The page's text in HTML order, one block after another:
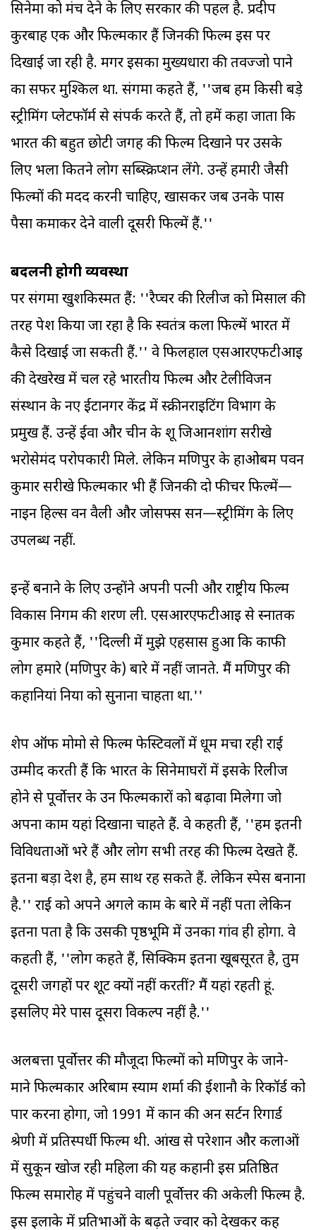
सिनेमा को मंच देने के लिए सरकार की पहल है. प्रदीप
कुरबाह एक और फिल्मकार हैं जिनकी फिल्म इस पर
दिखाई जा रही है. मगर इसका मुख्यधारा की तवज्जो पाने
का सफर मुश्किल था. संगमा कहते हैं, ''जब हम किसी बड़े
स्ट्रीमिंग प्लेटफॉर्म से संपर्क करते हैं, तो हमें कहा जाता कि
भारत की बहुत छोटी जगह की फिल्म दिखाने पर उसके
लिए भला कितने लोग सब्स्क्रिप्शन लेंगे. उन्हें हमारी जैसी
फिल्मों की मदद करनी चाहिए, खासकर जब उनके पास
पैसा कमाकर देने वाली दूसरी फिल्में हैं.''
बदलनी होगी व्यवस्था
पर संगमा खुशकिस्मत हैं: ''रैप्चर की रिलीज को मिसाल की
तरह पेश किया जा रहा है कि स्वतंत्र कला फिल्में भारत में
कैसे दिखाई जा सकती हैं.'' वे फिलहाल एसआरएफटीआइ
की देखरेख में चल रहे भारतीय फिल्म और टेलीविजन
संस्थान के नए ईटानगर केंद्र में स्क्रीनराइटिंग विभाग के
प्रमुख हैं. उन्हें ईवा और चीन के शू जिआनशांग सरीखे
भरोसेमंद परोपकारी मिले. लेकिन मणिपुर के हाओबम पवन
कुमार सरीखे फिल्मकार भी हैं जिनकी दो फीचर फिल्में—
नाइन हिल्स वन वैली और जोसफ्स सन—स्ट्रीमिंग के लिए
उपलब्ध नहीं.
इन्हें बनाने के लिए उन्होंने अपनी पत्नी और राष्ट्रीय फिल्म
विकास निगम की शरण ली. एसआरएफटीआइ से स्नातक
कुमार कहते हैं, ''दिल्ली में मुझे एहसास हुआ कि काफी
लोग हमारे (मणिपुर के) बारे में नहीं जानते. मैं मणिपुर की
कहानियां दुनिया को सुनाना चाहता था.''
शेप ऑफ मोमो से फिल्म फेस्टिवलों में धूम मचा रही राई
उम्मीद करती हैं कि भारत के सिनेमाघरों में इसके रिलीज
होने से पूर्वोत्तर के उन फिल्मकारों को बढ़ावा मिलेगा जो
अपना काम यहां दिखाना चाहते हैं. वे कहती हैं, ''हम इतनी
विविधताओं भरे हैं और लोग सभी तरह की फिल्म देखते हैं.
इतना बड़ा देश है, हम साथ रह सकते हैं. लेकिन स्पेस बनाना
है.'' राई को अपने अगले काम के बारे में नहीं पता लेकिन
इतना पता है कि उसकी पृष्ठभूमि में उनका गांव ही होगा. वे
कहती हैं, ''लोग कहते हैं, सिक्किम इतना खूबसूरत है, तुम
दूसरी जगहों पर शूट क्यों नहीं करतीं? मैं यहां रहती हूं.
इसलिए मेरे पास दूसरा विकल्प नहीं है.''
अलबत्ता पूर्वोत्तर की मौजूदा फिल्मों को मणिपुर के जाने-
माने फिल्मकार अरिबाम स्याम शर्मा की ईशानौ के रिकॉर्ड को
पार करना होगा, जो 1991 में कान की अन सर्टन रिगार्ड
श्रेणी में प्रतिस्पर्धी फिल्म थी. आंख से परेशान और कलाओं
में सुकून खोज रही महिला की यह कहानी इस प्रतिष्ठित
फिल्म समारोह में पहुंचने वाली पूर्वोत्तर की अकेली फिल्म है.
इस इलाके में प्रतिभाओं के बढ़ते ज्वार को देखकर कह